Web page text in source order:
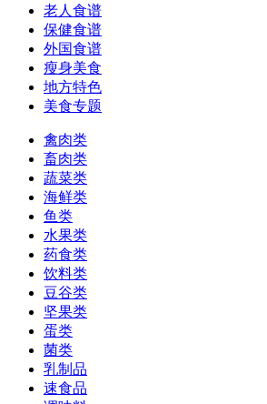
老人食谱
保健食谱
外国食谱
瘦身美食
地方特色
美食专题
禽肉类
畜肉类
蔬菜类
海鲜类
鱼类
水果类
药食类
饮料类
豆谷类
坚果类
蛋类
菌类
乳制品
速食品